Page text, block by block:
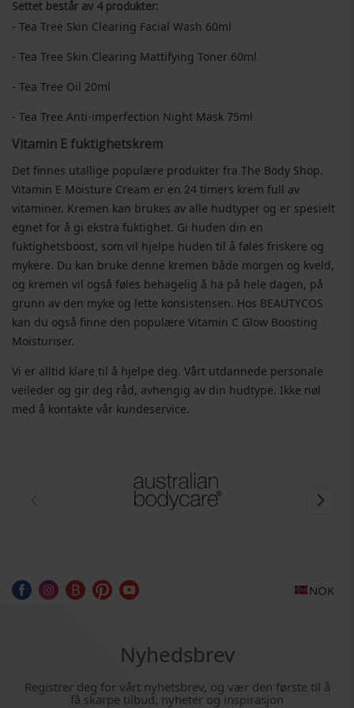
Settet består av 4 produkter:
- Tea Tree Skin Clearing Facial Wash 60ml
- Tea Tree Skin Clearing Mattifying Toner 60ml
- Tea Tree Oil 20ml
- Tea Tree Anti-imperfection Night Mask 75ml
Vitamin E fuktighetskrem
Det finnes utallige populære produkter fra The Body Shop.
Vitamin E Moisture Cream er en 24 timers krem ​​full av
vitaminer. Kremen kan brukes av alle hudtyper og er spesielt
egnet for å gi ekstra fuktighet. Gi huden din en
fuktighetsboost, som vil hjelpe huden til å føles friskere og
mykere. Du kan bruke denne kremen både morgen og kveld,
og kremen vil også føles behagelig å ha på hele dagen, på
grunn av den myke og lette konsistensen. Hos BEAUTYCOS
kan du også finne den populære Vitamin C Glow Boosting
Moisturiser.
Vi er alltid klare til å hjelpe deg. Vårt utdannede personale
veileder og gir deg råd, avhengig av din hudtype. Ikke nøl
med å kontakte vår kundeservice.
NOK
Nyhedsbrev
Registrer deg for vårt nyhetsbrev, og vær den første til å
få skarpe tilbud, nyheter og inspirasjon